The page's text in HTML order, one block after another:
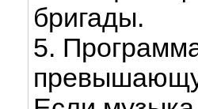
бригады.
5.